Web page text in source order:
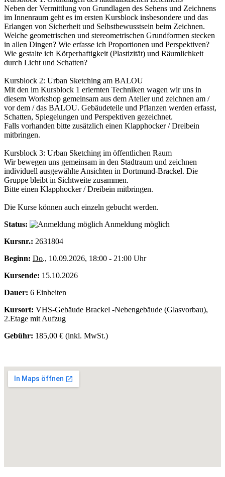
Neben der Vermittlung von Grundlagen des Sehens und Zeichnens
im Innenraum geht es im ersten Kursblock insbesondere und das
Erlangen von Sicherheit und Selbstbewusstsein beim Zeichnen.
Welche geometrischen und stereometrischen Grundformen stecken
in allen Dingen? Wie erfasse ich Proportionen und Perspektiven?
Wie gestalte ich Körperhaftigkeit (Plastizität) und Räumlichkeit
durch Licht und Schatten?
Kursblock 2: Urban Sketching am BALOU
Mit den im Kursblock 1 erlernten Techniken wagen wir uns in
diesem Workshop gemeinsam aus dem Atelier und zeichnen am /
vor dem / das BALOU. Gebäudeteile und Pflanzen werden erfasst,
Schatten, Spiegelungen und Perspektiven gezeichnet.
Falls vorhanden bitte zusätzlich einen Klapphocker / Dreibein
mitbringen.
Kursblock 3: Urban Sketching im öffentlichen Raum
Wir bewegen uns gemeinsam in den Stadtraum und zeichnen
individuell ausgewählte Ansichten in Dortmund-Brackel. Die
Gruppe bleibt in Sichtweite zusammen.
Bitte einen Klapphocker / Dreibein mitbringen.
Die Kurse können auch einzeln gebucht werden.
Status:
Anmeldung möglich
Kursnr.: 2631804
Beginn: Do., 10.09.2026, 18:00 - 21:00 Uhr
Kursende: 15.10.2026
Dauer: 6 Einheiten
Kursort: VHS-Gebäude Brackel -Nebengebäude (Glasvorbau),
2.Etage mit Aufzug
Gebühr: 185,00 € (inkl. MwSt.)